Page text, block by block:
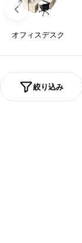
シ
ョ
ン
:
オフィスデスク
絞り込み